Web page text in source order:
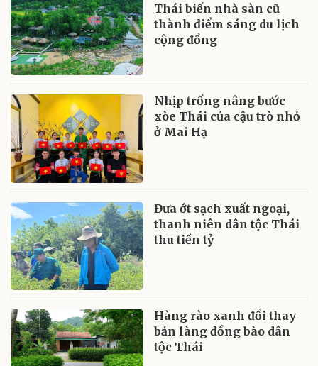
Thái biến nhà sàn cũ
thành điểm sáng du lịch
cộng đồng
Nhịp trống nâng bước
xòe Thái của cậu trò nhỏ
ở Mai Hạ
Đưa ớt sạch xuất ngoại,
thanh niên dân tộc Thái
thu tiền tỷ
Hàng rào xanh đổi thay
bản làng đồng bào dân
tộc Thái